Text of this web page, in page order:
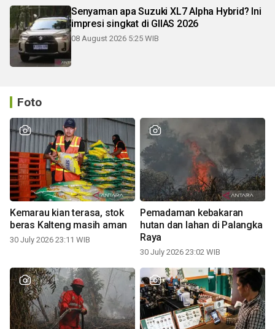
Senyaman apa Suzuki XL7 Alpha Hybrid? Ini
impresi singkat di GIIAS 2026
08 August 2026 5:25 WIB
Foto
Kemarau kian terasa, stok
beras Kalteng masih aman
30 July 2026 23:11 WIB
Pemadaman kebakaran
hutan dan lahan di Palangka
Raya
30 July 2026 23:02 WIB